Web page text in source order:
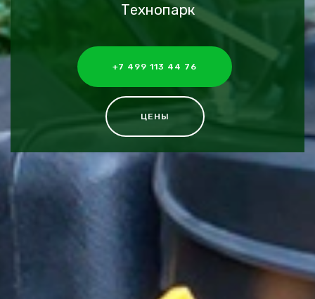
Технопарк
+7 499 113 44 76
ЦЕНЫ